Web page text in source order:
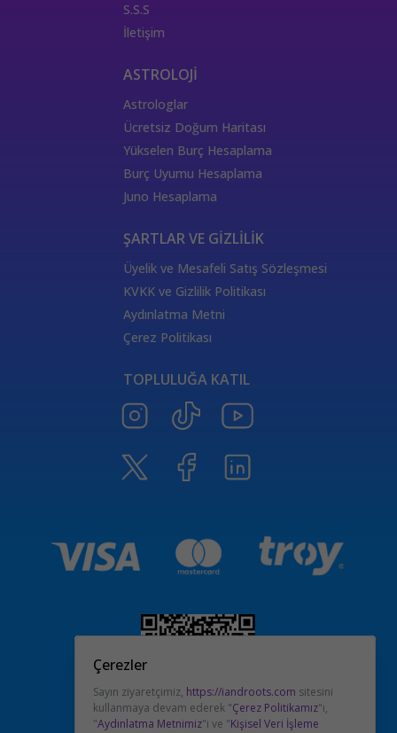
S.S.S
İletişim
ASTROLOJİ
Astrologlar
Ücretsiz Doğum Haritası
Yükselen Burç Hesaplama
Burç Uyumu Hesaplama
Juno Hesaplama
ŞARTLAR VE GİZLİLİK
Üyelik ve Mesafeli Satış Sözleşmesi
KVKK ve Gizlilik Politikası
Aydınlatma Metni
Çerez Politikası
TOPLULUĞA KATIL
Çerezler
Sayın ziyaretçimiz, https://iandroots.com sitesini
kullanmaya devam ederek "Çerez Politikamız"ı,
"Aydınlatma Metnimiz"i ve "Kişisel Veri İşleme